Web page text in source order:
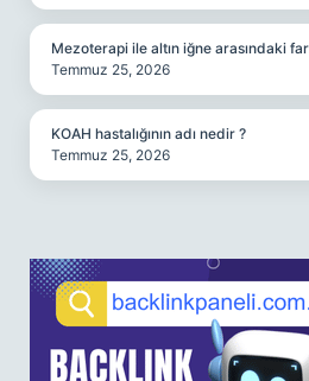
Mezoterapi ile altın iğne arasındaki
Temmuz 25, 2026
KOAH hastalığının adı nedir ?
Temmuz 25, 2026